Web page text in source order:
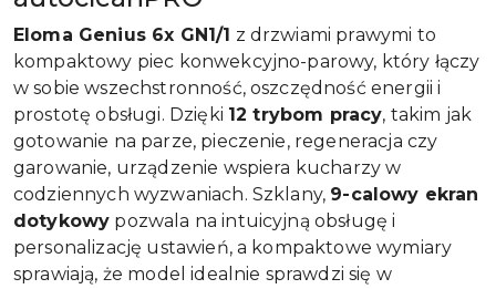
Eloma Genius 6x GN1/1 z drzwiami prawymi to
kompaktowy piec konwekcyjno-parowy, który łączy
w sobie wszechstronność, oszczędność energii i
prostotę obsługi. Dzięki 12 trybom pracy, takim jak
gotowanie na parze, pieczenie, regeneracja czy
garowanie, urządzenie wspiera kucharzy w
codziennych wyzwaniach. Szklany, 9-calowy ekran
dotykowy pozwala na intuicyjną obsługę i
personalizację ustawień, a kompaktowe wymiary
sprawiają, że model idealnie sprawdzi się w